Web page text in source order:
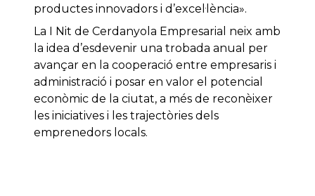
productes innovadors i d’excel·lència».
La I Nit de Cerdanyola Empresarial neix amb
la idea d’esdevenir una trobada anual per
avançar en la cooperació entre empresaris i
administració i posar en valor el potencial
econòmic de la ciutat, a més de reconèixer
les iniciatives i les trajectòries dels
emprenedors locals.